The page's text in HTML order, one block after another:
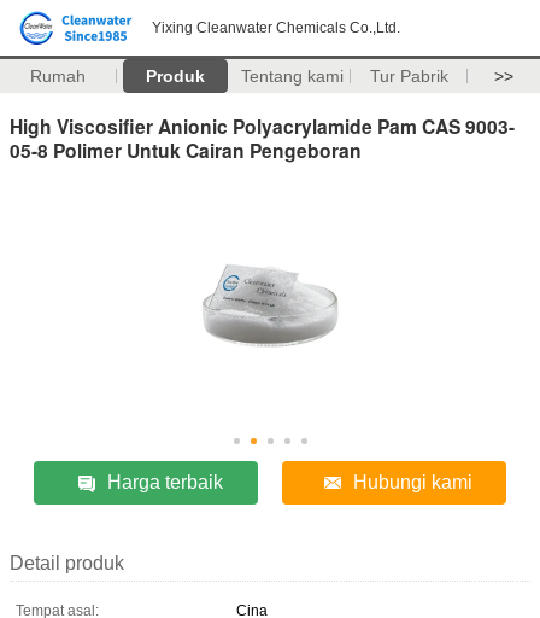
Yixing Cleanwater Chemicals Co.,Ltd.
Rumah Produk Tentang kami Tur Pabrik >>
High Viscosifier Anionic Polyacrylamide Pam CAS 9003-
05-8 Polimer Untuk Cairan Pengeboran
Harga terbaik Hubungi kami
Detail produk
Tempat asal:
Cina